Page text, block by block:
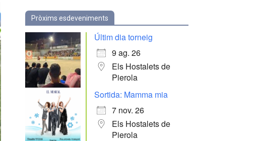
Pròxims esdeveniments
Últim dia torneig
9 ag. 26
Els Hostalets de
Pierola
Sortida: Mamma mia
7 nov. 26
Els Hostalets de
Pierola